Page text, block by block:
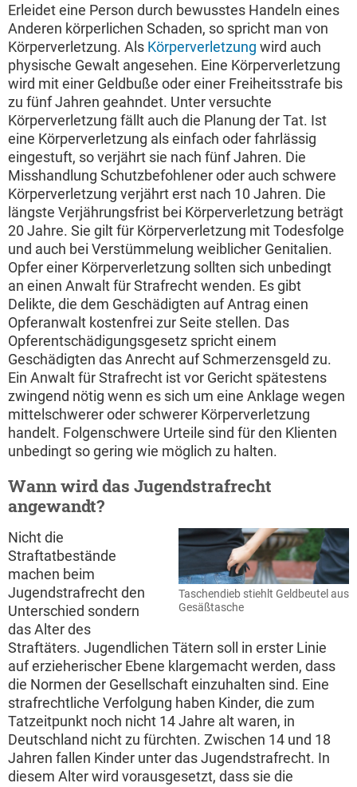
Erleidet eine Person durch bewusstes Handeln eines
Anderen körperlichen Schaden, so spricht man von
Körperverletzung. Als Körperverletzung wird auch
physische Gewalt angesehen. Eine Körperverletzung
wird mit einer Geldbuße oder einer Freiheitsstrafe bis
zu fünf Jahren geahndet. Unter versuchte
Körperverletzung fällt auch die Planung der Tat. Ist
eine Körperverletzung als einfach oder fahrlässig
eingestuft, so verjährt sie nach fünf Jahren. Die
Misshandlung Schutzbefohlener oder auch schwere
Körperverletzung verjährt erst nach 10 Jahren. Die
längste Verjährungsfrist bei Körperverletzung beträgt
20 Jahre. Sie gilt für Körperverletzung mit Todesfolge
und auch bei Verstümmelung weiblicher Genitalien.
Opfer einer Körperverletzung sollten sich unbedingt
an einen Anwalt für Strafrecht wenden. Es gibt
Delikte, die dem Geschädigten auf Antrag einen
Opferanwalt kostenfrei zur Seite stellen. Das
Opferentschädigungsgesetz spricht einem
Geschädigten das Anrecht auf Schmerzensgeld zu.
Ein Anwalt für Strafrecht ist vor Gericht spätestens
zwingend nötig wenn es sich um eine Anklage wegen
mittelschwerer oder schwerer Körperverletzung
handelt. Folgenschwere Urteile sind für den Klienten
unbedingt so gering wie möglich zu halten.
Wann wird das Jugendstrafrecht
angewandt?
Taschendieb stiehlt Geldbeutel aus
Gesäßtasche
Nicht die
Straftatbestände
machen beim
Jugendstrafrecht den
Unterschied sondern
das Alter des
Straftäters. Jugendlichen Tätern soll in erster Linie
auf erzieherischer Ebene klargemacht werden, dass
die Normen der Gesellschaft einzuhalten sind. Eine
strafrechtliche Verfolgung haben Kinder, die zum
Tatzeitpunkt noch nicht 14 Jahre alt waren, in
Deutschland nicht zu fürchten. Zwischen 14 und 18
Jahren fallen Kinder unter das Jugendstrafrecht. In
diesem Alter wird vorausgesetzt, dass sie die